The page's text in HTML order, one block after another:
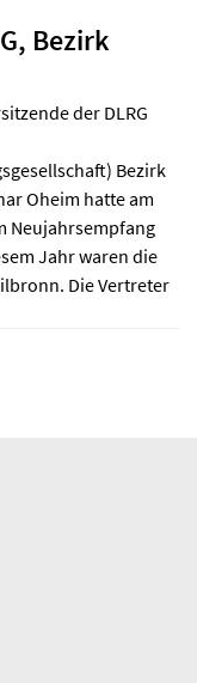
Bezirk
der DLRG
Bezirk
Oheim hatte am
Neujahrsempfang
Jahr waren die
Die Vertreter